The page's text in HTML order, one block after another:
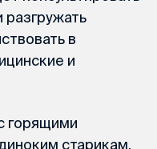
разгружать
в
и
горящими
старикам,